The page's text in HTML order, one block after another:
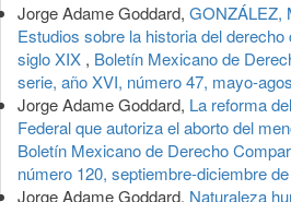
Jorge Adame Goddard, GONZÁLEZ,
Estudios sobre la historia del
siglo XIX , Boletín Mexicano de
serie, año XVI, número 47, mayo-
Jorge Adame Goddard, La reforma
Federal que autoriza el aborto del
Boletín Mexicano de Derecho
número 120, septiembre-diciembre
Jorge Adame Goddard, Naturaleza